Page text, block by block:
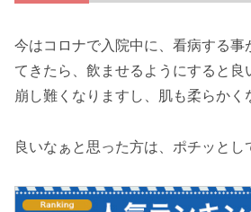
今はコロナで入院中に、看病する事
てきたら、飲ませるようにすると良
崩し難くなりますし、肌も柔らかく
良いなぁと思った方は、ポチッとし